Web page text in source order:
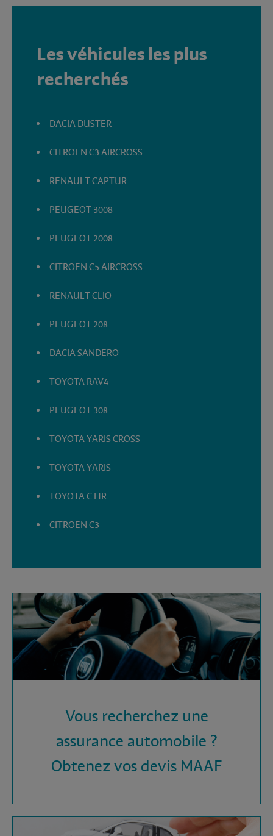
Les véhicules les plus
recherchés
DACIA DUSTER
CITROEN C3 AIRCROSS
RENAULT CAPTUR
PEUGEOT 3008
PEUGEOT 2008
CITROEN C5 AIRCROSS
RENAULT CLIO
PEUGEOT 208
DACIA SANDERO
TOYOTA RAV4
PEUGEOT 308
TOYOTA YARIS CROSS
TOYOTA YARIS
TOYOTA C HR
CITROEN C3
Vous recherchez une
assurance automobile ?
Obtenez vos devis MAAF